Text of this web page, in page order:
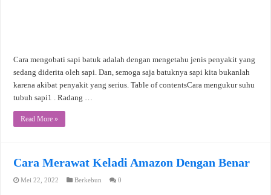
Cara mengobati sapi batuk adalah dengan mengetahu jenis penyakit yang
sedang diderita oleh sapi. Dan, semoga saja batuknya sapi kita bukanlah
karena akibat penyakit yang serius. Table of contentsCara mengukur suhu
tubuh sapi1 . Radang …
Read More »
Cara Merawat Keladi Amazon Dengan Benar
Mei 22, 2022 Berkebun 0